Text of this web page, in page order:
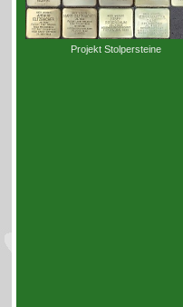
Projekt Stolpersteine